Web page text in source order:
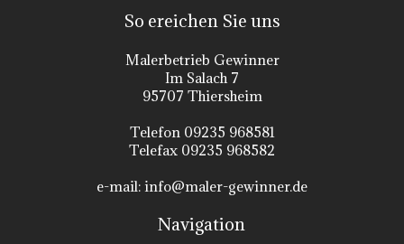
So ereichen Sie uns
Malerbetrieb Gewinner
Im Salach 7
95707 Thiersheim
Telefon 09235 968581
Telefax 09235 968582
e-mail: info@maler-gewinner.de
Navigation